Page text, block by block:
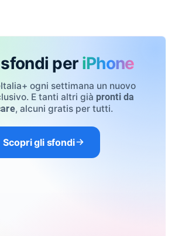
per iPhone
ogni settimana un nuovo
E tanti altri già pronti da
, alcuni gratis per tutti.
Scopri gli sfondi